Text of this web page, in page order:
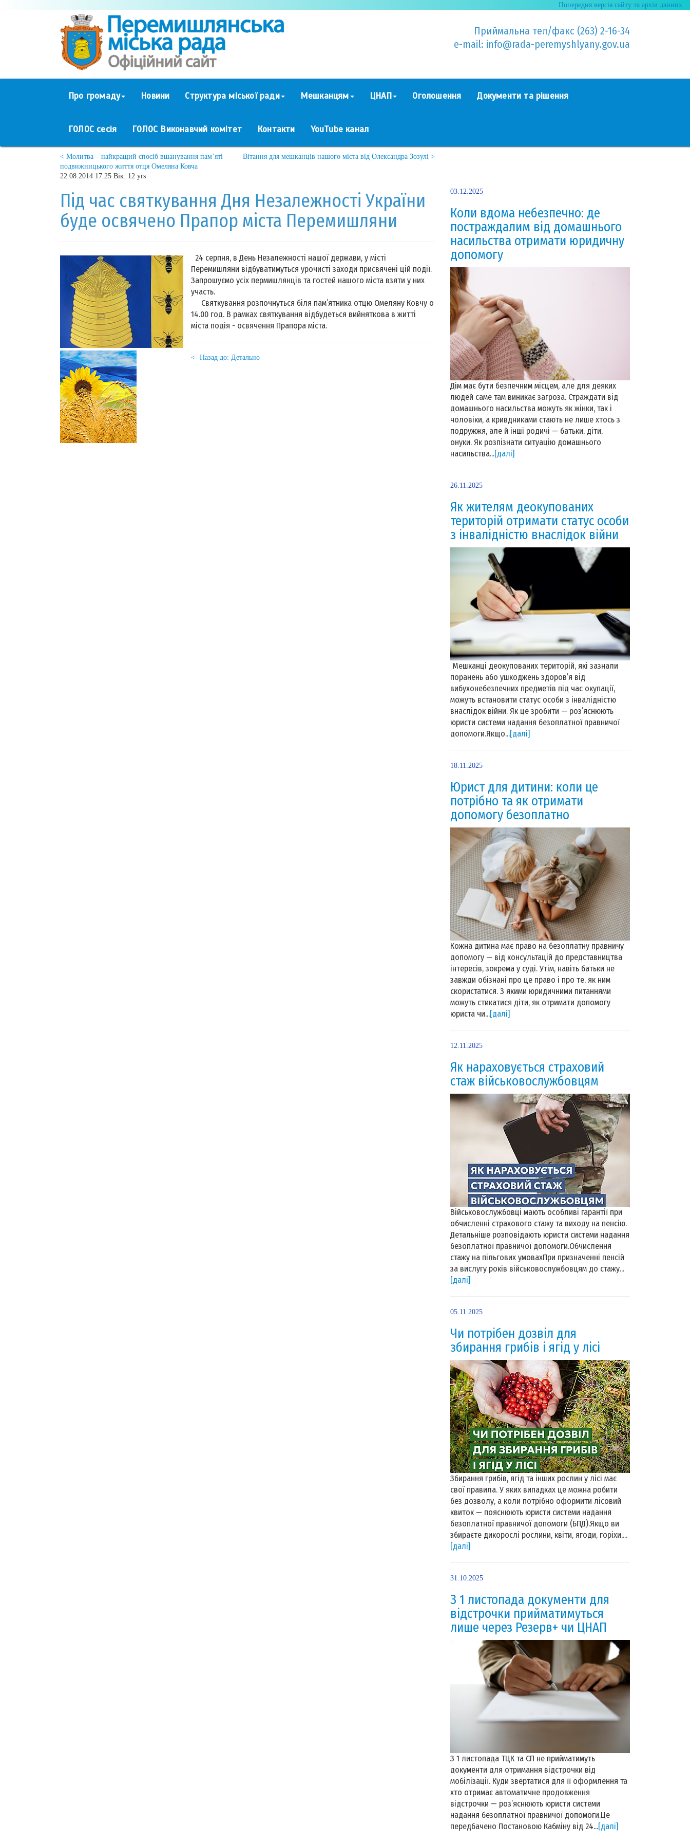
Попередня версія сайту та архів данних
Приймальна тел/факс (263) 2-16-34
e-mail: info@rada-peremyshlyany.gov.ua
Про громаду Новини Структура міської ради Мешканцям ЦНАП Оголошення Документи та рішення
ГОЛОС сесія ГОЛОС Виконавчий комітет Контакти YouTube канал
Вітання для мешканців нашого міста від Олександра Зозулі >
< Молитва – найкращий спосіб вшанування пам’яті
подвижницького життя отця Омеляна Ковча
22.08.2014 17:25 Вік: 12 yrs
Під час святкування Дня Незалежності України
буде освячено Прапор міста Перемишляни
24 серпня, в День Незалежності нашої держави, у місті
Перемишляни відбуватимуться урочисті заходи присвячені цій події.
Запрошуємо усіх пермишлянців та гостей нашого міста взяти у них
участь.
Святкування розпочнуться біля пам’ятника отцю Омеляну Ковчу о
14.00 год. В рамках святкування відбудеться вийняткова в житті
міста подія - освячення Прапора міста.
<- Назад до: Детально
03.12.2025
Коли вдома небезпечно: де
постраждалим від домашнього
насильства отримати юридичну
допомогу
Дім має бути безпечним місцем, але для деяких
людей саме там виникає загроза. Страждати від
домашнього насильства можуть як жінки, так і
чоловіки, а кривдниками стають не лише хтось з
подружжя, але й інші родичі — батьки, діти,
онуки. Як розпізнати ситуацію домашнього
насильства...[далі]
26.11.2025
Як жителям деокупованих
територій отримати статус особи
з інвалідністю внаслідок війни
Мешканці деокупованих територій, які зазнали
поранень або ушкоджень здоров’я від
вибухонебезпечних предметів під час окупації,
можуть встановити статус особи з інвалідністю
внаслідок війни. Як це зробити — роз’яснюють
юристи системи надання безоплатної правничої
допомоги.Якщо...[далі]
18.11.2025
Юрист для дитини: коли це
потрібно та як отримати
допомогу безоплатно
Кожна дитина має право на безоплатну правничу
допомогу — від консультацій до представництва
інтересів, зокрема у суді. Утім, навіть батьки не
завжди обізнані про це право і про те, як ним
скористатися. З якими юридичними питаннями
можуть стикатися діти, як отримати допомогу
юриста чи...[далі]
12.11.2025
Як нараховується страховий
стаж військовослужбовцям
Військовослужбовці мають особливі гарантії при
обчисленні страхового стажу та виходу на пенсію.
Детальніше розповідають юристи системи надання
безоплатної правничої допомоги.Обчислення
стажу на пільгових умовахПри призначенні пенсій
за вислугу років військовослужбовцям до стажу...
[далі]
05.11.2025
Чи потрібен дозвіл для
збирання грибів і ягід у лісі
Збирання грибів, ягід та інших рослин у лісі має
свої правила. У яких випадках це можна робити
без дозволу, а коли потрібно оформити лісовий
квиток — пояснюють юристи системи надання
безоплатної правничої допомоги (БПД).Якщо ви
збираєте дикорослі рослини, квіти, ягоди, горіхи,...
[далі]
31.10.2025
З 1 листопада документи для
відстрочки прийматимуться
лише через Резерв+ чи ЦНАП
З 1 листопада ТЦК та СП не прийматимуть
документи для отримання відстрочки від
мобілізації. Куди звертатися для її оформлення та
хто отримає автоматичне продовження
відстрочки — роз’яснюють юристи системи
надання безоплатної правничої допомоги.Це
передбачено Постановою Кабміну від 24...[далі]